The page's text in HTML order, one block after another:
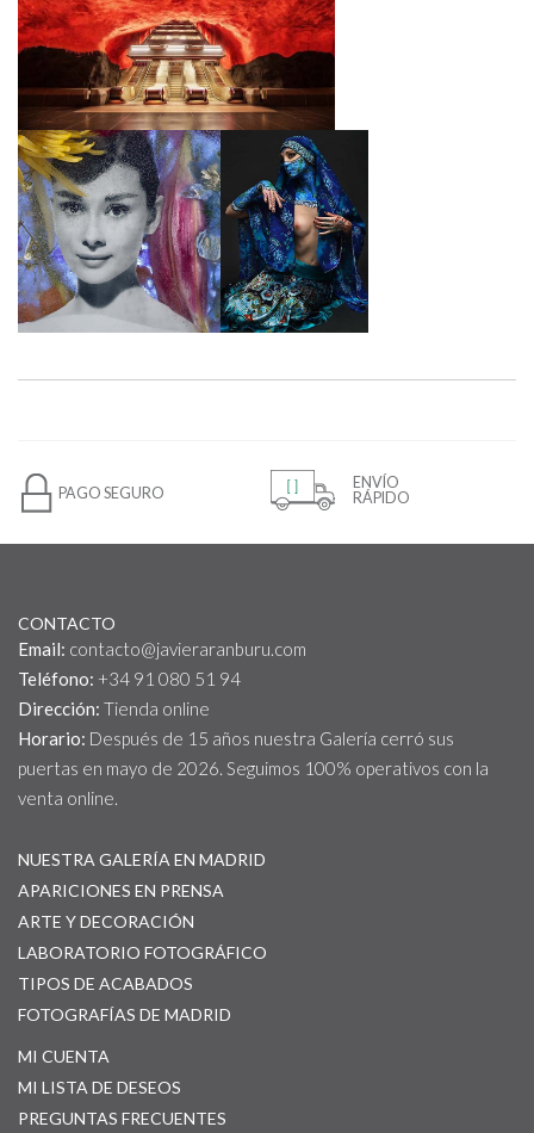
PAGO SEGURO
ENVÍO
RÁPIDO
CONTACTO
Email: contacto@javieraranburu.com
Teléfono: +34 91 080 51 94
Dirección: Tienda online
Horario: Después de 15 años nuestra Galería cerró sus
puertas en mayo de 2026. Seguimos 100% operativos con la
venta online.
NUESTRA GALERÍA EN MADRID
APARICIONES EN PRENSA
ARTE Y DECORACIÓN
LABORATORIO FOTOGRÁFICO
TIPOS DE ACABADOS
FOTOGRAFÍAS DE MADRID
MI CUENTA
MI LISTA DE DESEOS
PREGUNTAS FRECUENTES